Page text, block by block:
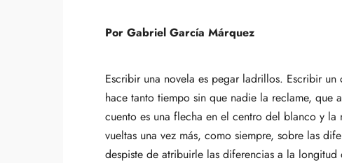
Por Gabriel García Márquez
Escribir una novela es pegar ladrillos. Escribir
hace tanto tiempo sin que nadie la reclame,
cuento es una flecha en el centro del blanco y
vueltas una vez más, como siempre, sobre las
despiste de atribuirle las diferencias a la